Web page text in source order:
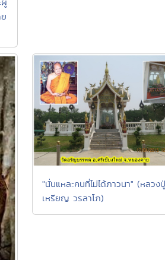
"นั่นแหละคนที่ไม่ได้ภาวนา" (หลวงปู่
เหรียญ วรลาโภ)